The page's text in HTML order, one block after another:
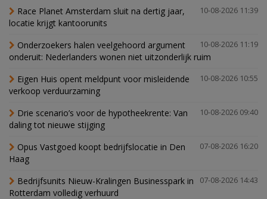
10-08-2026 11:39
Race Planet Amsterdam sluit na dertig jaar,
locatie krijgt kantoorunits
10-08-2026 11:19
Onderzoekers halen veelgehoord argument
onderuit: Nederlanders wonen niet uitzonderlijk ruim
10-08-2026 10:55
Eigen Huis opent meldpunt voor misleidende
verkoop verduurzaming
10-08-2026 09:40
Drie scenario’s voor de hypotheekrente: Van
daling tot nieuwe stijging
07-08-2026 16:20
Opus Vastgoed koopt bedrijfslocatie in Den
Haag
07-08-2026 14:43
Bedrijfsunits Nieuw-Kralingen Businesspark in
Rotterdam volledig verhuurd